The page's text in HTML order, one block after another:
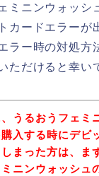
ミニンウォッシ
カードエラーが
ラー時の対処方
ただけると幸い
うるおうフェミ
入する時にデビ
まった方は、ま
ニンウォッシュ